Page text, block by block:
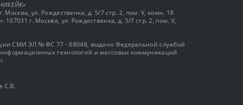
Москва, ул. Рождественка, д. 5/7 стр. 2, пом. V, комн. 18
107031 г. Москва, ул. Рождественка, д. 5/7 стр. 2, пом. V,
СМИ ЭЛ № ФС 77 - 68048, выдано Федеральной службой
технологий и массовых коммуникаций
С.В.